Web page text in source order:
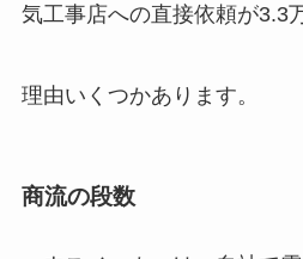
気工事店への直接依頼が3.3
理由いくつかあります。
商流の段数